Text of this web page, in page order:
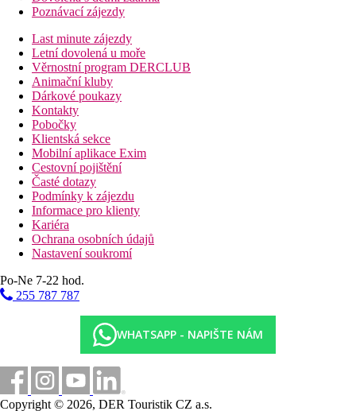
Poznávací zájezdy
Last minute zájezdy
Letní dovolená u moře
Věrnostní program DERCLUB
Animační kluby
Dárkové poukazy
Kontakty
Pobočky
Klientská sekce
Mobilní aplikace Exim
Cestovní pojištění
Časté dotazy
Podmínky k zájezdu
Informace pro klienty
Kariéra
Ochrana osobních údajů
Nastavení soukromí
Po-Ne 7-22 hod.
255 787 787
WHATSAPP - NAPIŠTE NÁM
Copyright © 2026, DER Touristik CZ a.s.